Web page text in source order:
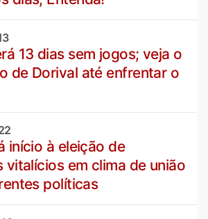
13 dias sem jogos; veja o
de Dorival até enfrentar o
início à eleição de
vitalícios em clima de união
políticas